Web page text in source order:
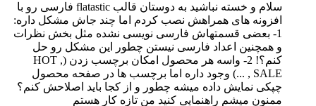
سلام و خسته نباشید به دوستان قالب flatastic فارسی رو با
افزونه های همراهش نصب کردم اما چند جاش مشکل داره:
1- بعضی قسمتهاش فارسی نویسی نشده مثل بخش نظرات
و همچنین اعداد فارسی نیستن چطور این مشکل رو حل
کنم؟! 2- واسه هر محصول امکان برچسب زدن (HOT ,
SALE , ...) وجود داره اما برچسب ها در صفحه محصول
چپکی نمایش داده میشه چطور و از کجا باید اصلاحش کنم؟
ممنون میشم راهنمایی کنید من تازه کار هستم